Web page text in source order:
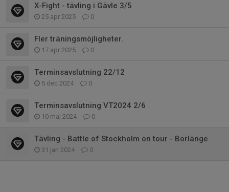
X-Fight - tävling i Gävle 3/5
25 apr 2025 0
Fler träningsmöjligheter.
17 apr 2025 0
Terminsavslutning 22/12
5 dec 2024 0
Terminsavslutning VT2024 2/6
10 maj 2024 0
Tävling - Battle of Stockholm on tour - Borlänge
31 jan 2024 0